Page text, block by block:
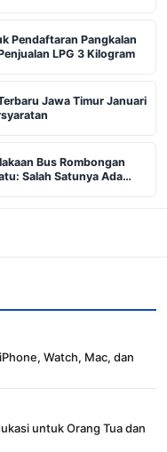
Pendaftaran Pangkalan
LPG 3 Kilogram
Jawa Timur Januari
Bus Rombongan
Salah Satunya Ada
Watch, Mac, dan
untuk Orang Tua dan